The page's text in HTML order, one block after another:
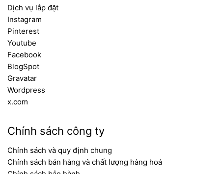
Dịch vụ lắp đặt
Instagram
Pinterest
Youtube
Facebook
BlogSpot
Gravatar
Wordpress
x.com
Chính sách công ty
Chính sách và quy định chung
Chính sách bán hàng và chất lượng hàng hoá